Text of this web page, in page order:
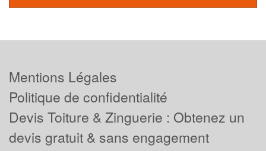
Mentions Légales
Politique de confidentialité
Devis Toiture & Zinguerie : Obtenez un
devis gratuit & sans engagement